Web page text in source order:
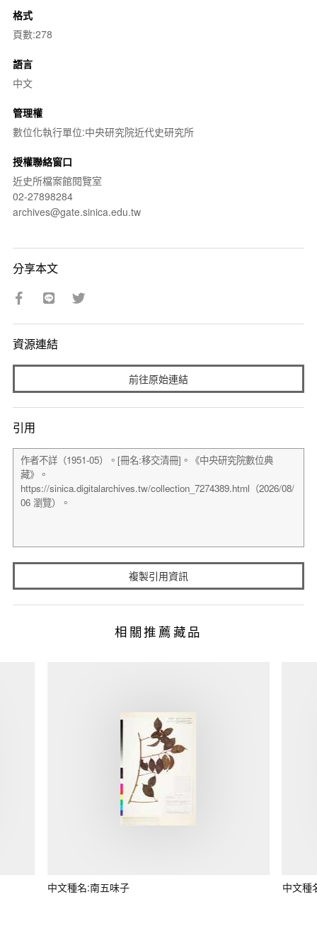
格式
頁數:278
語言
中文
管理權
數位化執行單位:中央研究院近代史研究所
授權聯絡窗口
近史所檔案館閱覽室
02-27898284
archives@gate.sinica.edu.tw
分享本文
資源連結
前往原始連結
引用
複製引用資訊
相關推薦藏品
中文種名:南五味子 中文種